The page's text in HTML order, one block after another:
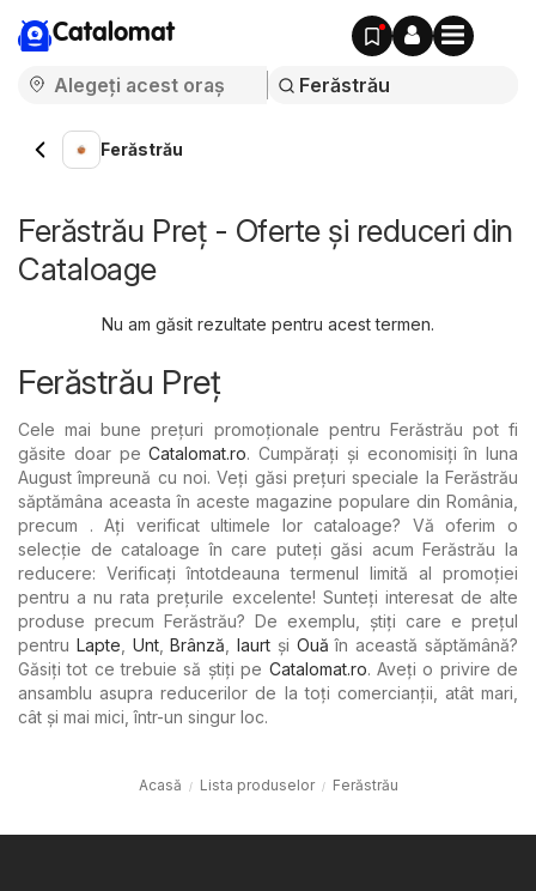
Catalomat
Ferăstrău
Ferăstrău Preț - Oferte și reduceri din
Cataloage
Nu am găsit rezultate pentru acest termen.
Ferăstrău Preț
Cele mai bune prețuri promoționale pentru Ferăstrău pot fi
găsite doar peCatalomat.ro. Cumpărați și economisiți în luna
August împreună cu noi. Veți găsi prețuri speciale la Ferăstrău
săptămâna aceasta în aceste magazine populare din România,
precum . Ați verificat ultimele lor cataloage? Vă oferim o
selecție de cataloage în care puteți găsi acum Ferăstrău la
reducere: Verificați întotdeauna termenul limită al promoției
pentru a nu rata prețurile excelente! Sunteți interesat de alte
produse precum Ferăstrău? De exemplu, știți care e prețul
pentru Lapte Unt,Brânză ,Iaurt şi Ouă în această săptămână?
Găsiți tot ce trebuie să știți pe Catalomat.ro. Aveți o privire de
ansamblu asupra reducerilor de la toți comercianții, atât mari,
cât și mai mici, într-un singur loc.
Acasă Lista produselor Ferăstrău